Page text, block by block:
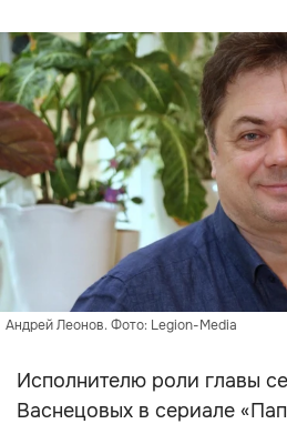
Андрей Леонов. Фото: Legion-Media
Исполнителю роли главы
Васнецовых в сериале